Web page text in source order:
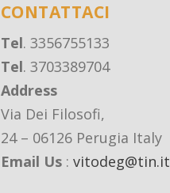
CONTATTACI
Tel. 3356755133
Tel. 3703389704
Address
Via Dei Filosofi,
24 – 06126 Perugia Italy
Email Us: vitodeg@tin.it